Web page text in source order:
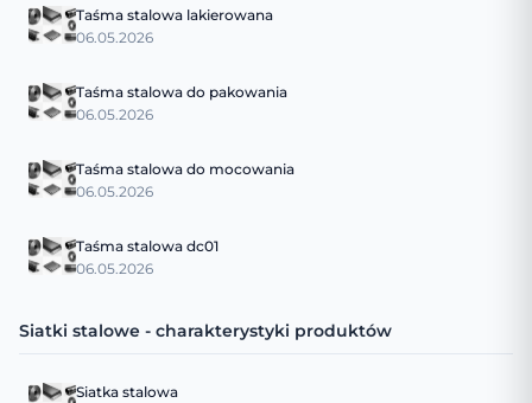
Taśma stalowa lakierowana
06.05.2026
Taśma stalowa do pakowania
06.05.2026
Taśma stalowa do mocowania
06.05.2026
Taśma stalowa dc01
06.05.2026
Siatki stalowe - charakterystyki produktów
Siatka stalowa